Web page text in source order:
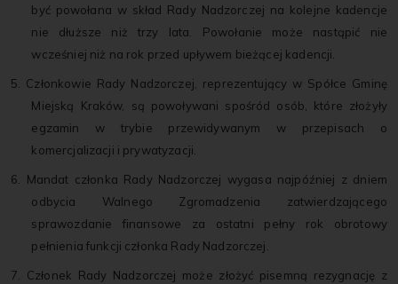
być powołana w skład Rady Nadzorczej na kolejne kadencje
nie dłuższe niż trzy lata. Powołanie może nastąpić nie
wcześniej niż na rok przed upływem bieżącej kadencji.
5. Członkowie Rady Nadzorczej, reprezentujący w Spółce Gminę
Miejską Kraków, są powoływani spośród osób, które złożyły
egzamin w trybie przewidywanym w przepisach o
komercjalizacji i prywatyzacji.
6. Mandat członka Rady Nadzorczej wygasa najpóźniej z dniem
odbycia Walnego Zgromadzenia zatwierdzającego
sprawozdanie finansowe za ostatni pełny rok obrotowy
pełnienia funkcji członka Rady Nadzorczej.
7. Członek Rady Nadzorczej może złożyć pisemną rezygnację z